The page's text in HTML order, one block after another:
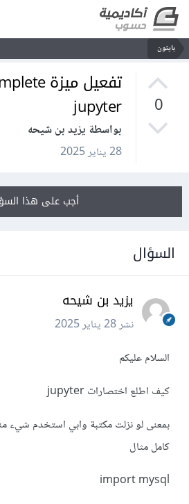
بايثون
0
jupyter
بواسطة يزيد بن شيحه
28 يناير 2025
أجب على هذا
السؤال
يزيد بن شيحه
نشر28 يناير 2025
السلام عليكم
كيف اطلع اختصارات jupyter
بمعنى لو نزلت مكتبة وابي استخدم شيء
كامل مثال
import mysql